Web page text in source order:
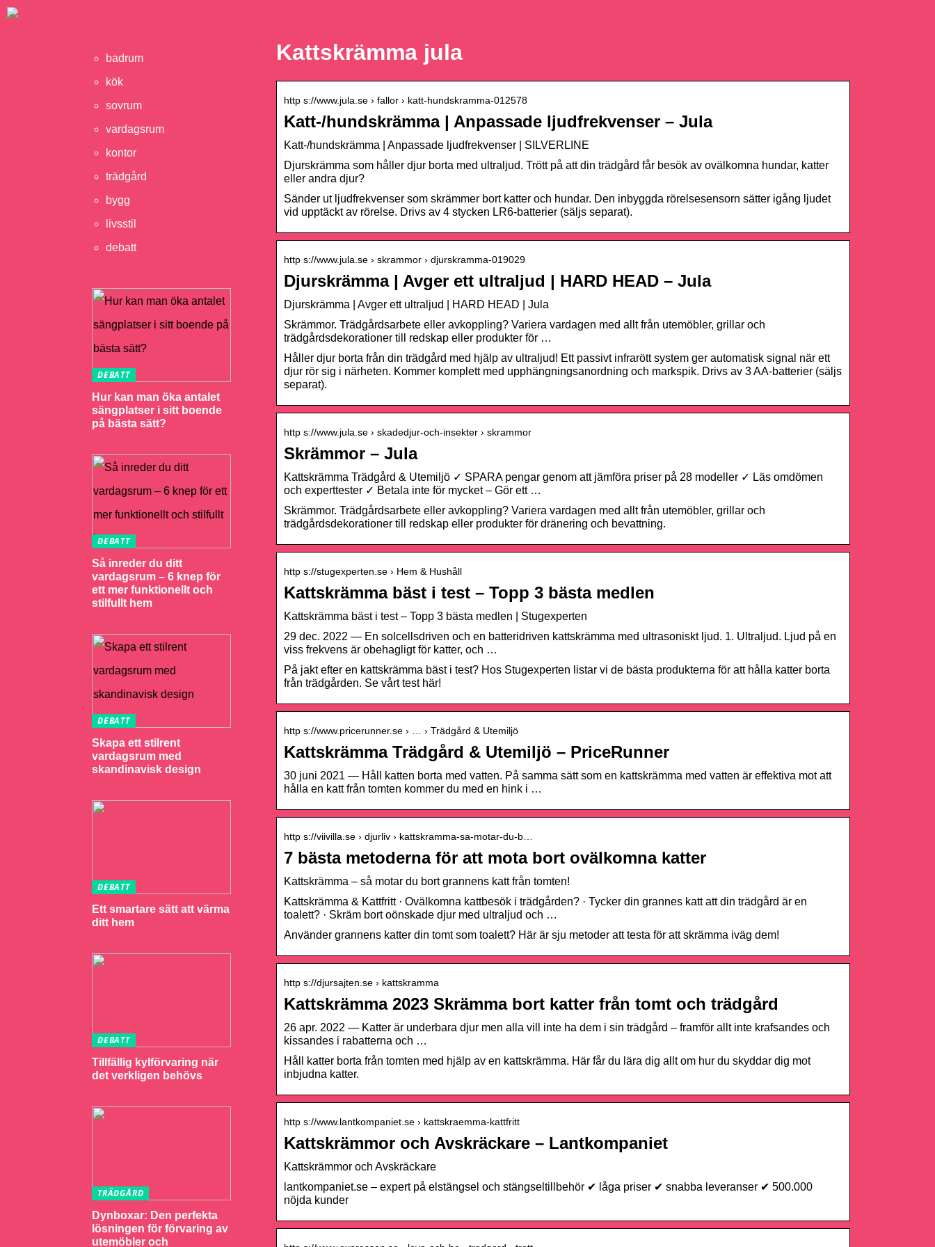
Kattskrämma jula
http s://www.jula.se › fallor › katt-hundskramma-012578
Katt-/hundskrämma | Anpassade ljudfrekvenser – Jula
Katt-/hundskrämma | Anpassade ljudfrekvenser | SILVERLINE
Djurskrämma som håller djur borta med ultraljud. Trött på att din trädgård får besök av ovälkomna hundar, katter
eller andra djur?
Sänder ut ljudfrekvenser som skrämmer bort katter och hundar. Den inbyggda rörelsesensorn sätter igång ljudet
vid upptäckt av rörelse. Drivs av 4 stycken LR6-batterier (säljs separat).
http s://www.jula.se › skrammor › djurskramma-019029
Djurskrämma | Avger ett ultraljud | HARD HEAD – Jula
Djurskrämma | Avger ett ultraljud | HARD HEAD | Jula
Skrämmor. Trädgårdsarbete eller avkoppling? Variera vardagen med allt från utemöbler, grillar och
trädgårdsdekorationer till redskap eller produkter för …
Håller djur borta från din trädgård med hjälp av ultraljud! Ett passivt infrarött system ger automatisk signal när ett
djur rör sig i närheten. Kommer komplett med upphängningsanordning och markspik. Drivs av 3 AA-batterier (säljs
separat).
http s://www.jula.se › skadedjur-och-insekter › skrammor
Skrämmor – Jula
Kattskrämma Trädgård & Utemiljö ✓ SPARA pengar genom att jämföra priser på 28 modeller ✓ Läs omdömen
och experttester ✓ Betala inte för mycket – Gör ett …
Skrämmor. Trädgårdsarbete eller avkoppling? Variera vardagen med allt från utemöbler, grillar och
trädgårdsdekorationer till redskap eller produkter för dränering och bevattning.
http s://stugexperten.se › Hem & Hushåll
Kattskrämma bäst i test – Topp 3 bästa medlen
Kattskrämma bäst i test – Topp 3 bästa medlen | Stugexperten
29 dec. 2022 — En solcellsdriven och en batteridriven kattskrämma med ultrasoniskt ljud. 1. Ultraljud. Ljud på en
viss frekvens är obehagligt för katter, och …
På jakt efter en kattskrämma bäst i test? Hos Stugexperten listar vi de bästa produkterna för att hålla katter borta
från trädgården. Se vårt test här!
http s://www.pricerunner.se › … › Trädgård & Utemiljö
Kattskrämma Trädgård & Utemiljö – PriceRunner
30 juni 2021 — Håll katten borta med vatten. På samma sätt som en kattskrämma med vatten är effektiva mot att
hålla en katt från tomten kommer du med en hink i …
http s://viivilla.se › djurliv › kattskramma-sa-motar-du-b…
7 bästa metoderna för att mota bort ovälkomna katter
Kattskrämma – så motar du bort grannens katt från tomten!
Kattskrämma & Kattfritt · Ovälkomna kattbesök i trädgården? · Tycker din grannes katt att din trädgård är en
toalett? · Skräm bort oönskade djur med ultraljud och …
Använder grannens katter din tomt som toalett? Här är sju metoder att testa för att skrämma iväg dem!
http s://djursajten.se › kattskramma
Kattskrämma 2023 Skrämma bort katter från tomt och trädgård
26 apr. 2022 — Katter är underbara djur men alla vill inte ha dem i sin trädgård – framför allt inte krafsandes och
kissandes i rabatterna och …
Håll katter borta från tomten med hjälp av en kattskrämma. Här får du lära dig allt om hur du skyddar dig mot
inbjudna katter.
http s://www.lantkompaniet.se › kattskraemma-kattfritt
Kattskrämmor och Avskräckare – Lantkompaniet
Kattskrämmor och Avskräckare
lantkompaniet.se – expert på elstängsel och stängseltillbehör ✔ låga priser ✔ snabba leveranser ✔ 500.000
nöjda kunder
badrum
kök
sovrum
vardagsrum
kontor
trädgård
bygg
livsstil
debatt
DEBATT
Hur kan man öka antalet
sängplatser i sitt boende
på bästa sätt?
DEBATT
Så inreder du ditt
vardagsrum – 6 knep för
ett mer funktionellt och
stilfullt hem
DEBATT
Skapa ett stilrent
vardagsrum med
skandinavisk design
DEBATT
Ett smartare sätt att värma
ditt hem
DEBATT
Tillfällig kylförvaring när
det verkligen behövs
TRÄDGÅRD
Dynboxar: Den perfekta
lösningen för förvaring av
utemöbler och